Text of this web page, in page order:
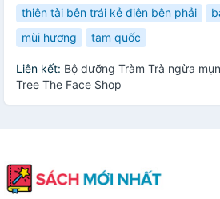
thiên tài bên trái kẻ điên bên phải
mùi hương
tam quốc
Liên kết: Bộ dưỡng Tràm Trà ngừa
Tree The Face Shop